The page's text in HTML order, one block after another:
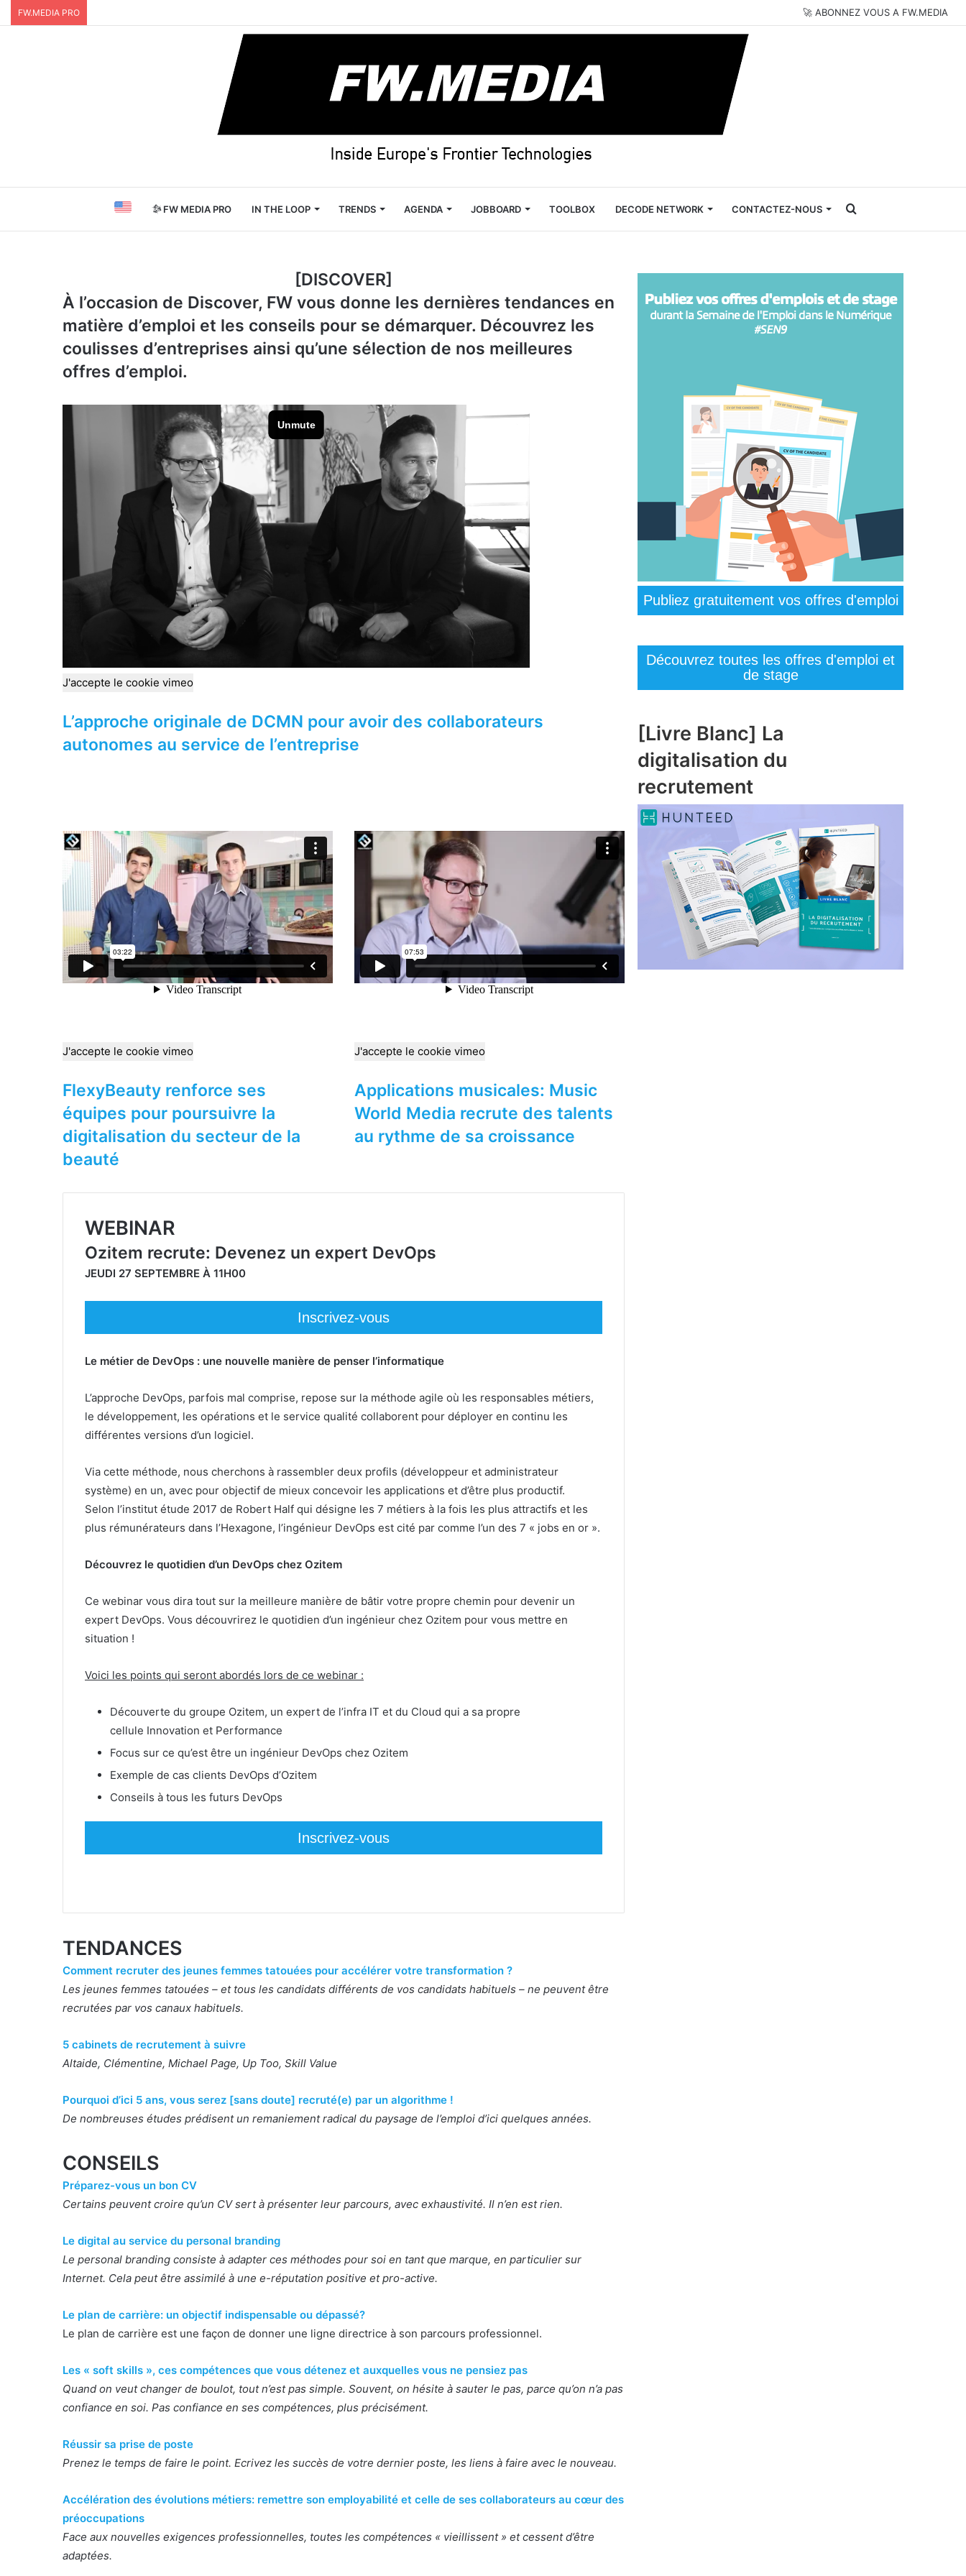
FW.MEDIA PRO 🚀 ABONNEZ VOUS A FW.MEDIA
FW MEDIA PRO IN THE LOOP TRENDS AGENDA JOBBOARD TOOLBOX DECODE NETWORK CONTACTEZ-NOUS Rechercher
[DISCOVER]
À l’occasion de Discover, FW vous donne les dernières tendances en
matière d’emploi et les conseils pour se démarquer. Découvrez les
coulisses d’entreprises ainsi qu’une sélection de nos meilleures
offres d’emploi.
J'accepte le cookie vimeo
L’approche originale de DCMN pour avoir des collaborateurs
autonomes au service de l’entreprise
J'accepte le cookie vimeo
FlexyBeauty renforce ses
équipes pour poursuivre la
digitalisation du secteur de la
beauté
J'accepte le cookie vimeo
Applications musicales: Music
World Media recrute des talents
au rythme de sa croissance
WEBINAR
Ozitem recrute: Devenez un expert DevOps
JEUDI 27 SEPTEMBRE À 11H00
Inscrivez-vous
Le métier de DevOps : une nouvelle manière de penser l’informatique
L’approche DevOps, parfois mal comprise, repose sur la méthode agile où les responsables métiers,
le développement, les opérations et le service qualité collaborent pour déployer en continu les
différentes versions d’un logiciel.
Via cette méthode, nous cherchons à rassembler deux profils (développeur et administrateur
système) en un, avec pour objectif de mieux concevoir les applications et d’être plus productif.
Selon l’institut étude 2017 de Robert Half qui désigne les 7 métiers à la fois les plus attractifs et les
plus rémunérateurs dans l’Hexagone, l’ingénieur DevOps est cité par comme l’un des 7 « jobs en or ».
Découvrez le quotidien d’un DevOps chez Ozitem
Ce webinar vous dira tout sur la meilleure manière de bâtir votre propre chemin pour devenir un
expert DevOps. Vous découvrirez le quotidien d’un ingénieur chez Ozitem pour vous mettre en
situation !
Voici les points qui seront abordés lors de ce webinar :
Découverte du groupe Ozitem, un expert de l’infra IT et du Cloud qui a sa propre
cellule Innovation et Performance
Focus sur ce qu’est être un ingénieur DevOps chez Ozitem
Exemple de cas clients DevOps d’Ozitem
Conseils à tous les futurs DevOps
Inscrivez-vous
TENDANCES
Comment recruter des jeunes femmes tatouées pour accélérer votre transformation ?
Les jeunes femmes tatouées – et tous les candidats différents de vos candidats habituels – ne peuvent être
recrutées par vos canaux habituels.
5 cabinets de recrutement à suivre
Altaide, Clémentine, Michael Page, Up Too, Skill Value
Pourquoi d’ici 5 ans, vous serez [sans doute] recruté(e) par un algorithme !
De nombreuses études prédisent un remaniement radical du paysage de l’emploi d’ici quelques années.
CONSEILS
Préparez-vous un bon CV
Certains peuvent croire qu’un CV sert à présenter leur parcours, avec exhaustivité. Il n’en est rien.
Le digital au service du personal branding
Le personal branding consiste à adapter ces méthodes pour soi en tant que marque, en particulier sur
Internet. Cela peut être assimilé à une e-réputation positive et pro-active.
Le plan de carrière: un objectif indispensable ou dépassé?
Le plan de carrière est une façon de donner une ligne directrice à son parcours professionnel.
Les « soft skills », ces compétences que vous détenez et auxquelles vous ne pensiez pas
Quand on veut changer de boulot, tout n’est pas simple. Souvent, on hésite à sauter le pas, parce qu’on n’a pas
confiance en soi. Pas confiance en ses compétences, plus précisément.
Réussir sa prise de poste
Prenez le temps de faire le point. Ecrivez les succès de votre dernier poste, les liens à faire avec le nouveau.
Accélération des évolutions métiers: remettre son employabilité et celle de ses collaborateurs au cœur des
préoccupations
Face aux nouvelles exigences professionnelles, toutes les compétences « vieillissent » et cessent d’être
adaptées.
Publiez gratuitement vos offres d'emploi
Découvrez toutes les offres d'emploi et
de stage
[Livre Blanc] La
digitalisation du
recrutement